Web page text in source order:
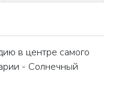
в центре самого
- Солнечный